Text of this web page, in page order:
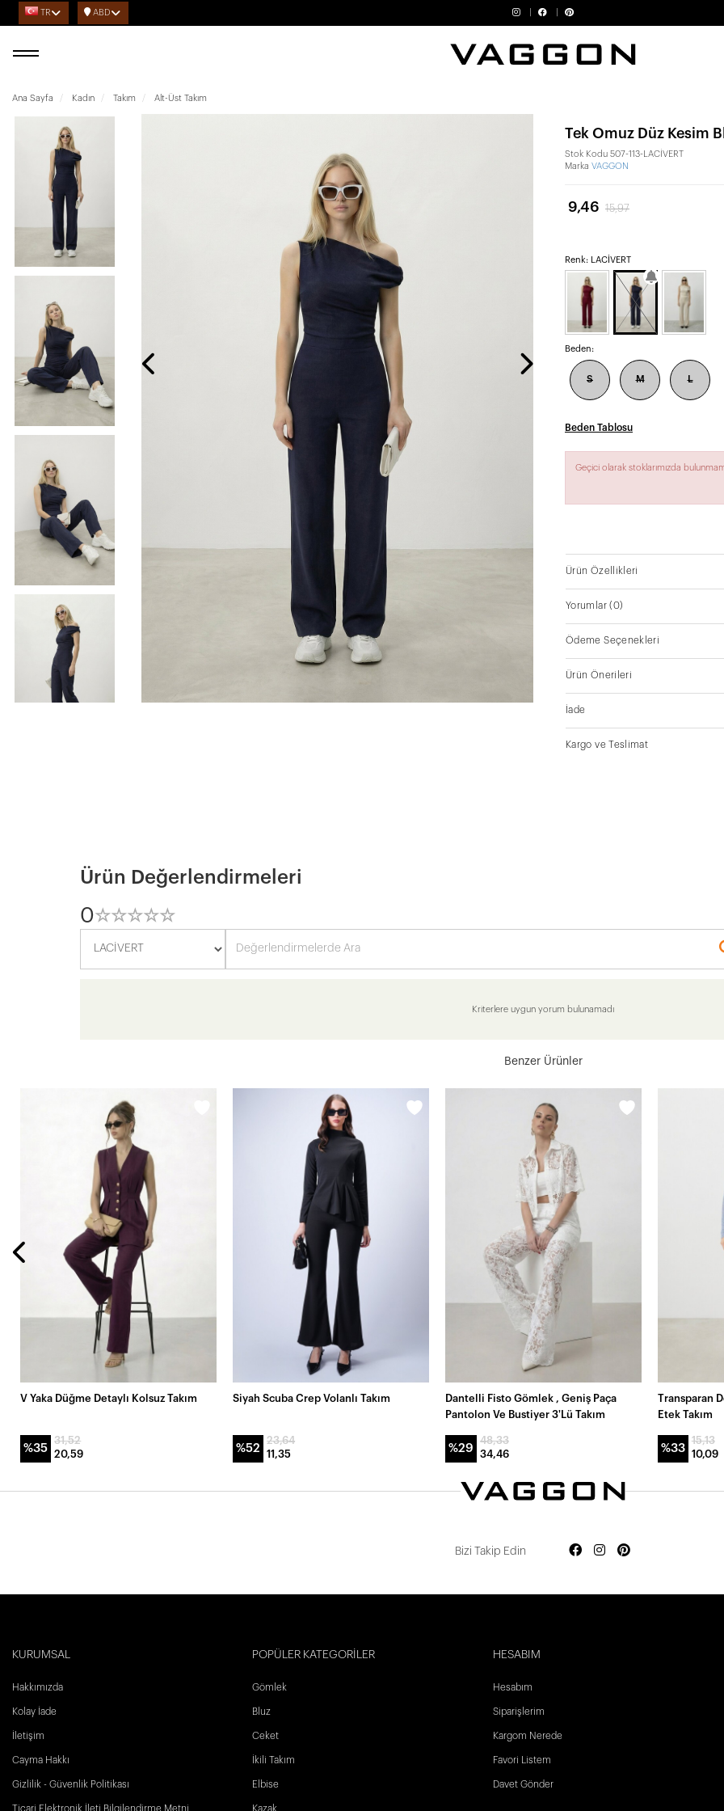
TR ABD
Ana Sayfa Kadın Takım Alt-Üst Takım
Tek Omuz Düz Kesim
Stok Kodu 507-113-LACİVERT
Marka VAGGON
9,46 15,97
Renk: LACİVERT
Beden:
S M L
Beden Tablosu
Geçici olarak stoklarımızda
Ürün Özellikleri
Yorumlar(0)
Ödeme Seçenekleri
Ürün Önerileri
İade
Kargo ve Teslimat
Ürün Değerlendirmeleri
0☆☆☆☆☆
★★★★★
Kriterlere uygun yorum bulunamadı
Benzer Ürünler
V Yaka Düğme Detaylı Kolsuz Takım
%35
31,52
20,59
Siyah Scuba Crep Volanlı Takım
%52
23,64
11,35
Dantelli Fisto Gömlek , Geniş Paça
Pantolon Ve Bustiyer 3'Lü Takım
%29
48,33
34,46
Transparan
Etek Takım
%33
15,13
10,09
Bizi Takip Edin
KURUMSAL
Hakkımızda
Kolay İade
İletişim
Cayma Hakkı
Gizlilik - Güvenlik Politikası
Ticari Elektronik İleti Bilgilendirme Metni
POPÜLER KATEGORİLER
Gömlek
Bluz
Ceket
İkili Takım
Elbise
Kazak
HESABIM
Hesabım
Siparişlerim
Kargom Nerede
Favori Listem
Davet Gönder